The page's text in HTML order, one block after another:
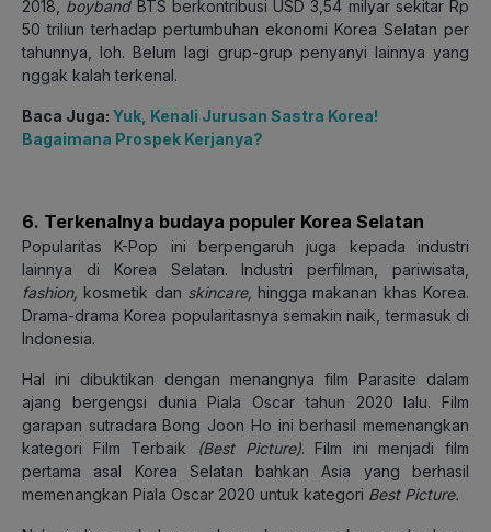
2018, boyband BTS berkontribusi USD 3,54 milyar sekitar Rp
50 triliun terhadap pertumbuhan ekonomi Korea Selatan per
tahunnya, loh. Belum lagi grup-grup penyanyi lainnya yang
nggak kalah terkenal.
Baca Juga: Yuk, Kenali Jurusan Sastra Korea!
Bagaimana Prospek Kerjanya?
6. Terkenalnya budaya populer Korea Selatan
Popularitas K-Pop ini berpengaruh juga kepada industri
lainnya di Korea Selatan. Industri perfilman, pariwisata,
fashion, kosmetik dan skincare, hingga makanan khas Korea.
Drama-drama Korea popularitasnya semakin naik, termasuk di
Indonesia.
Hal ini dibuktikan dengan menangnya film Parasite dalam
ajang bergengsi dunia Piala Oscar tahun 2020 lalu. Film
garapan sutradara Bong Joon Ho ini berhasil memenangkan
kategori Film Terbaik
(Best Picture). Film ini menjadi film
pertama asal Korea Selatan bahkan Asia yang berhasil
memenangkan Piala Oscar 2020 untuk kategori Best Picture.